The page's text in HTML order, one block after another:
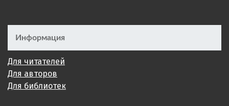
Информация
Для читателей
Для авторов
Для библиотек